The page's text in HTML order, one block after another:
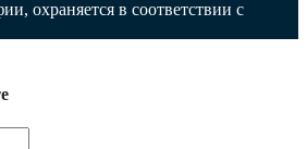
охраняется в соответствии с